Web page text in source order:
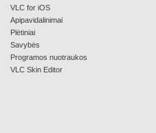
VLC for iOS
Apipavidalinimai
Plėtiniai
Savybės
Programos nuotraukos
VLC Skin Editor